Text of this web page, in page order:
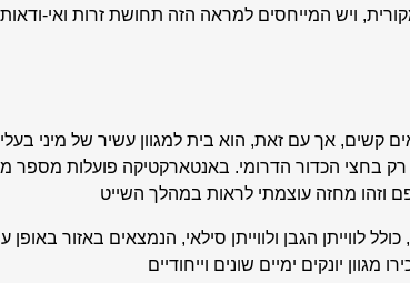
ויש המייחסים למראה הזה תחושת זרות ואי-ודאות
קשים, אך עם זאת, הוא בית למגוון עשיר של מיני
בחצי הכדור הדרומי. באנטארקטיקה פועלות מספר
וזהו מחזה עוצמתי לראות במהלך השייט
כולל לווייתן הגבן ולווייתן סילאי, הנמצאים באזור
יונקים ימיים שונים וייחודיים